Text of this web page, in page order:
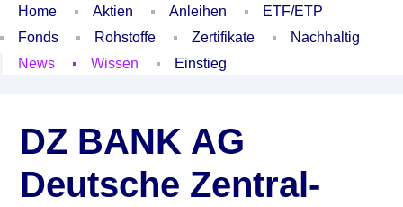
Home Aktien Anleihen
ETF/ETP
Fonds
Rohstoffe Zertifikate
Nachhaltig
News
Wissen Einstieg
DZ BANK AG
Deutsche Zentral-